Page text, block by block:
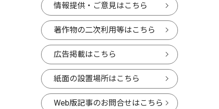
情報提供・ご意見はこちら
著作物の二次利用等はこちら
広告掲載はこちら
紙面の設置場所はこちら
Web版記事のお問合せはこちら